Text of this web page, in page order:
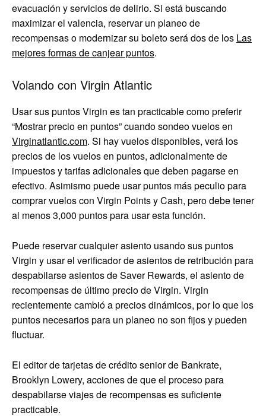
evacuación y servicios de delirio. Si está buscando
maximizar el valencia, reservar un planeo de
recompensas o modernizar su boleto será dos de los Las
mejores formas de canjear puntos.
Volando con Virgin Atlantic
Usar sus puntos Virgin es tan practicable como preferir
“Mostrar precio en puntos” cuando sondeo vuelos en
Virginatlantic.com. Si hay vuelos disponibles, verá los
precios de los vuelos en puntos, adicionalmente de
impuestos y tarifas adicionales que deben pagarse en
efectivo. Asimismo puede usar puntos más peculio para
comprar vuelos con Virgin Points y Cash, pero debe tener
al menos 3,000 puntos para usar esta función.
Puede reservar cualquier asiento usando sus puntos
Virgin y usar el verificador de asientos de retribución para
despabilarse asientos de Saver Rewards, el asiento de
recompensas de último precio de Virgin. Virgin
recientemente cambió a precios dinámicos, por lo que los
puntos necesarios para un planeo no son fijos y pueden
fluctuar.
El editor de tarjetas de crédito senior de Bankrate,
Brooklyn Lowery, acciones de que el proceso para
despabilarse viajes de recompensas es suficiente
practicable.